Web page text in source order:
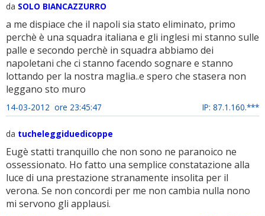
da SOLO BIANCAZZURRO
a me dispiace che il napoli sia stato eliminato, primo
perchè è una squadra italiana e gli inglesi mi stanno sulle
palle e secondo perchè in squadra abbiamo dei
napoletani che ci stanno facendo sognare e stanno
lottando per la nostra maglia..e spero che stasera non
leggano sto muro
14-03-2012 ore 23:45:47 IP: 87.1.160.***
da tucheleggiduedicoppe
Eugè statti tranquillo che non sono ne paranoico ne
ossessionato. Ho fatto una semplice constatazione alla
luce di una prestazione stranamente insolita per il
verona. Se non concordi per me non cambia nulla nono
mi servono gli applausi.